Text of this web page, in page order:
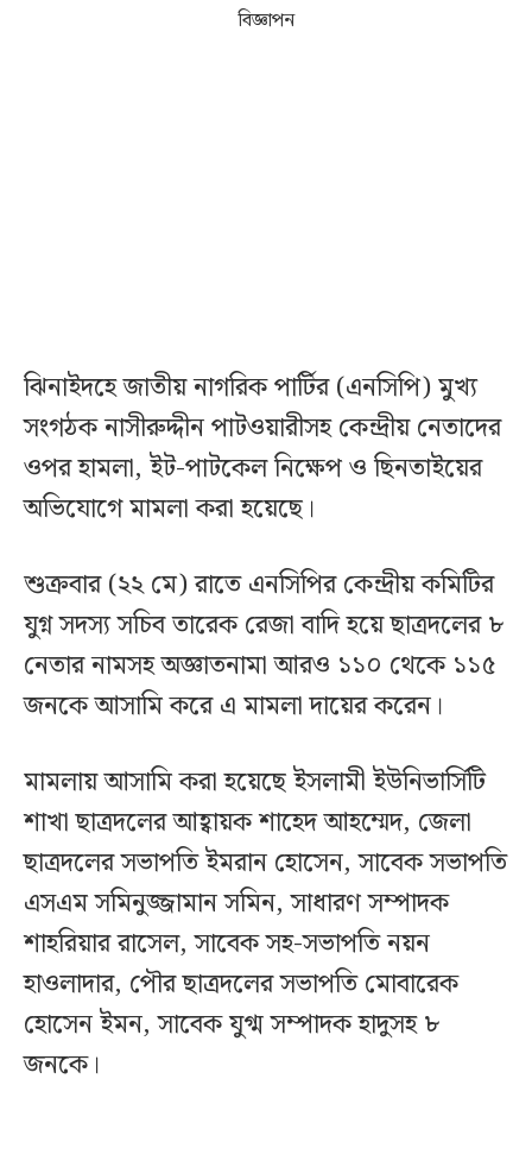
বিজ্ঞাপন
ঝিনাইদহে জাতীয় নাগরিক পার্টির (এনসিপি) মুখ্য
সংগঠক নাসীরুদ্দীন পাটওয়ারীসহ কেন্দ্রীয় নেতাদের
ওপর হামলা, ইট-পাটকেল নিক্ষেপ ও ছিনতাইয়ের
অভিযোগে মামলা করা হয়েছে।
শুক্রবার (২২ মে) রাতে এনসিপির কেন্দ্রীয় কমিটির
যুগ্ন সদস্য সচিব তারেক রেজা বাদি হয়ে ছাত্রদলের ৮
নেতার নামসহ অজ্ঞাতনামা আরও ১১০ থেকে ১১৫
জনকে আসামি করে এ মামলা দায়ের করেন।
মামলায় আসামি করা হয়েছে ইসলামী ইউনিভার্সিটি
শাখা ছাত্রদলের আহ্বায়ক শাহেদ আহম্মেদ, জেলা
ছাত্রদলের সভাপতি ইমরান হোসেন, সাবেক সভাপতি
এসএম সমিনুজ্জামান সমিন, সাধারণ সম্পাদক
শাহরিয়ার রাসেল, সাবেক সহ-সভাপতি নয়ন
হাওলাদার, পৌর ছাত্রদলের সভাপতি মোবারেক
হোসেন ইমন, সাবেক যুগ্ম সম্পাদক হাদুসহ ৮
জনকে।